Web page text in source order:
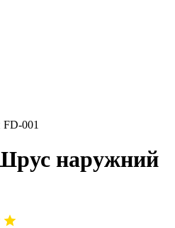
001
наружний